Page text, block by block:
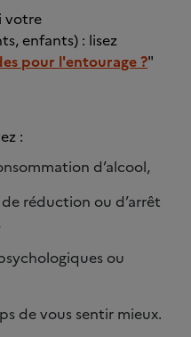
votre
enfants) : lisez
pour l'entourage ?"
:
d’alcool,
réduction ou d’arrêt
ou
de vous sentir mieux.